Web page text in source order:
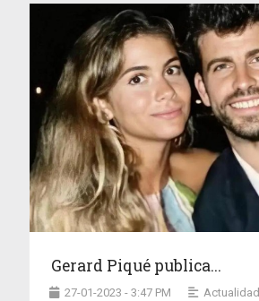
Gerard Piqué publica...
27-01-2023 - 3:47 PM Actualidad